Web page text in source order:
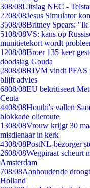
308/08Uitslag NEC -
2208/08Jesus Simulator
3508/08Britney Spears: "Ik
5108/08VS: kans op
munitietekort wordt
1208/08Broer 135 keer
doodslag Gouda
2808/08RIVM vindt PFAS
blijft advies
6808/08EU bekritiseert
Ceuta
4408/08Houthi's vallen
blokkade olieroute
1308/08Vrouw krijgt 30
misdienaar in kerk
4308/08PostNL-bezorger
2608/08Wegpiraat scheurt
Amsterdam
708/08Aanhoudende
Holland